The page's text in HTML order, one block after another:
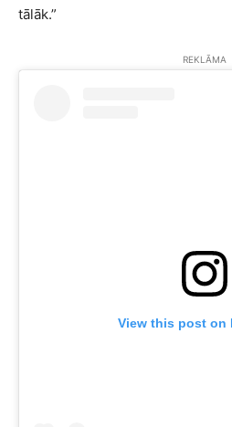
tālāk.”
REKLĀMA
View this post on